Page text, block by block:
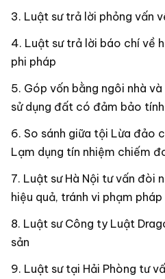
Luật sư trả lời phỏng vấn
Luật sư trả lời báo chí về
phi pháp
Góp vốn bằng ngôi nhà
sử dụng đất có đảm bảo
So sánh giữa tội Lừa đảo
Lạm dụng tín nhiệm chiếm
Luật sư Hà Nội tư vấn đòi
hiệu quả, tránh vi phạm
Luật sư Công ty Luật
sản
Luật sư tại Hải Phòng tư